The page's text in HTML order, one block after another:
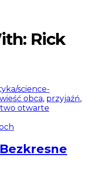
Rick
science-
obca, przyjaźń,
otwarte